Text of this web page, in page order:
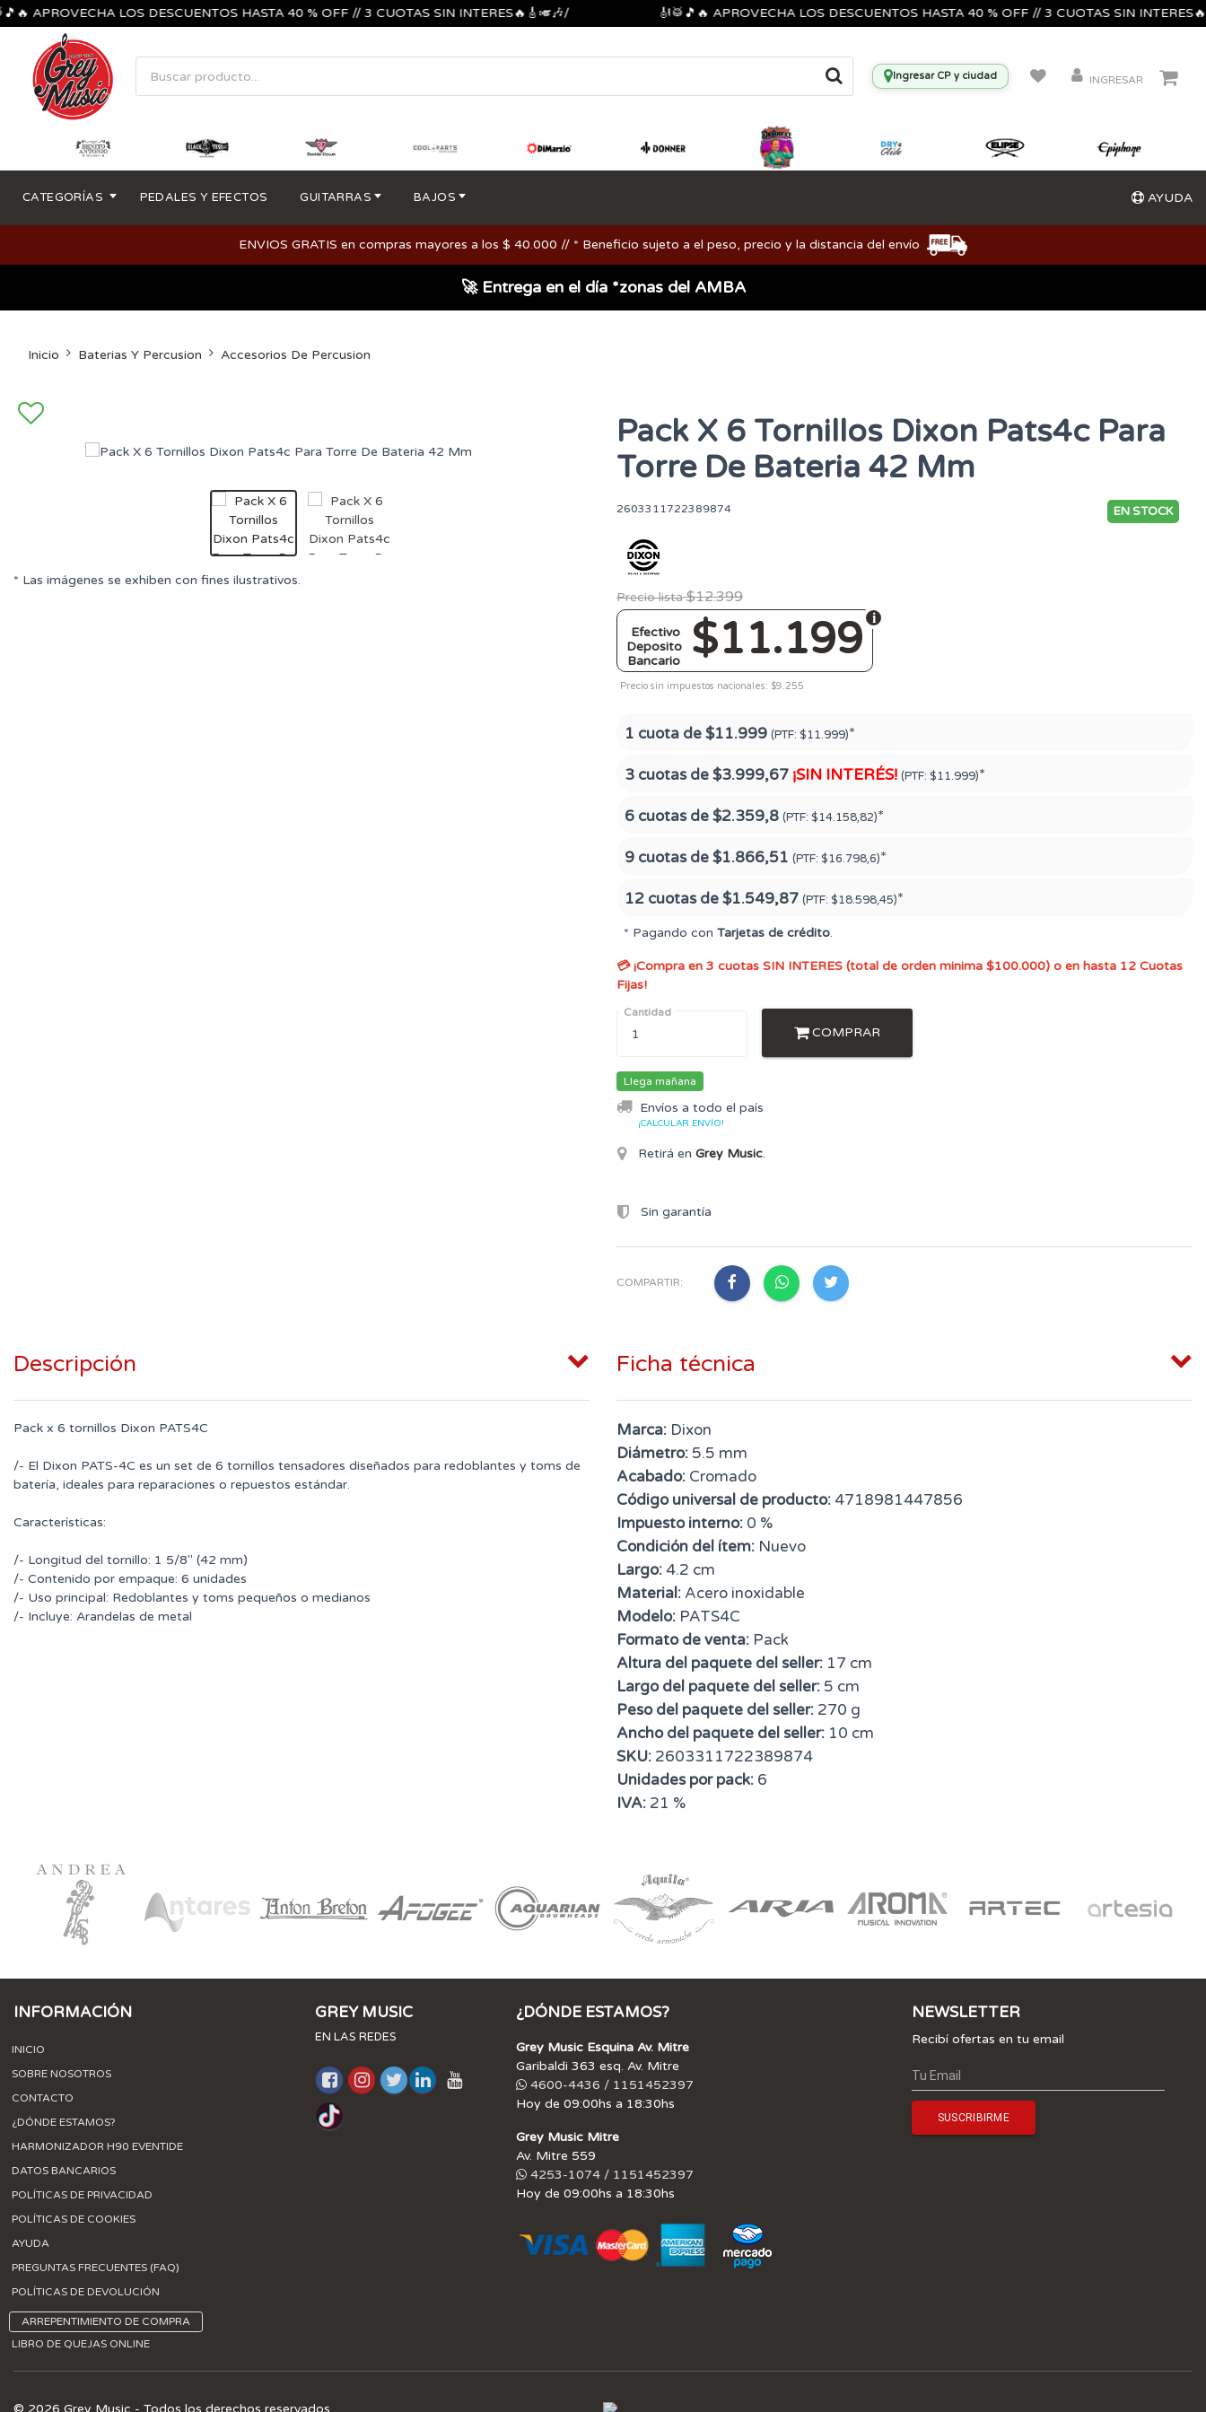
APROVECHA LOS DESCUENTOS HASTA 40 % OFF // 3 CUOTAS SIN INTERES🔥🎸🎺🎶/ 🎻🥁🎵🔥 APROVECHA LOS DESCUENTOS HASTA 40 % OFF // 3 CUOTAS SIN
Ingresar CP y ciudad INGRESAR
CATEGORÍAS PEDALES Y EFECTOS GUITARRAS BAJOS AYUDA
ENVIOS GRATIS en compras mayores a los $ 40.000 // * Beneficio sujeto a el peso, precio y la distancia del envío
🚀 Entrega en el día *zonas del AMBA
Inicio Baterias Y Percusion Accesorios De Percusion
* Las imágenes se exhiben con fines ilustrativos.
Pack X 6 Tornillos Dixon Pats4c Para
Torre De Bateria 42 Mm
2603311722389874 EN STOCK
Precio lista $12.399
$11.199
Efectivo
Deposito
Bancario
Precio sin impuestos nacionales: $9.255
1 cuota de$11.999 (PTF: $11.999)*
3 cuotas de$3.999,67 ¡SIN INTERÉS! (PTF: $11.999)*
6 cuotas de$2.359,8 (PTF: $14.158,82)*
9 cuotas de$1.866,51 (PTF: $16.798,6)*
12 cuotas de$1.549,87 (PTF: $18.598,45)*
* Pagando con Tarjetas de crédito.
💳 ¡Compra en 3 cuotas SIN INTERES (total de orden minima $100.000) o en hasta 12 Cuotas
Fijas!
Cantidad
COMPRAR
Llega mañana
Envíos a todo el país
¡CALCULAR ENVÍO!
Retirá en Grey Music.
Sin garantía
COMPARTIR:
Descripción
Pack x 6 tornillos Dixon PATS4C
/- El Dixon PATS-4C es un set de 6 tornillos tensadores diseñados para redoblantes y toms de
batería, ideales para reparaciones o repuestos estándar.
Características:
/- Longitud del tornillo: 1 5/8" (42 mm)
/- Contenido por empaque: 6 unidades
/- Uso principal: Redoblantes y toms pequeños o medianos
/- Incluye: Arandelas de metal
Ficha técnica
Marca: Dixon
Diámetro: 5.5 mm
Acabado: Cromado
Código universal de producto: 4718981447856
Impuesto interno: 0 %
Condición del ítem: Nuevo
Largo: 4.2 cm
Material: Acero inoxidable
Modelo: PATS4C
Formato de venta: Pack
Altura del paquete del seller: 17 cm
Largo del paquete del seller: 5 cm
Peso del paquete del seller: 270 g
Ancho del paquete del seller: 10 cm
SKU: 2603311722389874
Unidades por pack: 6
IVA: 21 %
INFORMACIÓN
INICIO
SOBRE NOSOTROS
CONTACTO
¿DÓNDE ESTAMOS?
HARMONIZADOR H90 EVENTIDE
DATOS BANCARIOS
POLÍTICAS DE PRIVACIDAD
POLÍTICAS DE COOKIES
AYUDA
PREGUNTAS FRECUENTES (FAQ)
POLÍTICAS DE DEVOLUCIÓN
ARREPENTIMIENTO DE COMPRA
LIBRO DE QUEJAS ONLINE
GREY MUSIC
EN LAS REDES
¿DÓNDE ESTAMOS?
Grey Music Esquina Av. Mitre
Garibaldi 363 esq. Av. Mitre
4600-4436 / 1151452397
Hoy de 09:00hs a 18:30hs
Grey Music Mitre
Av. Mitre 559
4253-1074 / 1151452397
Hoy de 09:00hs a 18:30hs
NEWSLETTER
Recibí ofertas en tu email
© 2026 Grey Music - Todos los derechos reservados.